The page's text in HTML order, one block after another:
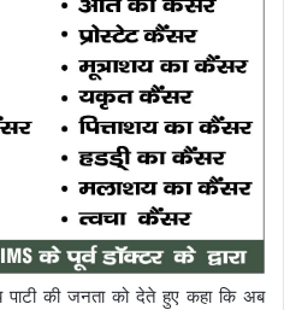
की जनता को देते हुए कहा कि अब